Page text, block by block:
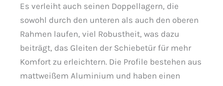
Es verleiht auch seinen Doppellagern, die
sowohl durch den unteren als auch den oberen
Rahmen laufen, viel Robustheit, was dazu
beiträgt, das Gleiten der Schiebetür für mehr
Komfort zu erleichtern. Die Profile bestehen aus
mattweißem Aluminium und haben einen